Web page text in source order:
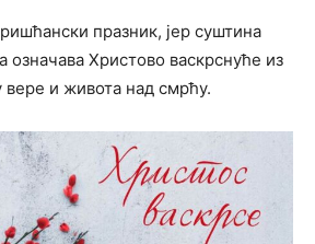
празник, јер суштина
Христово васкрснуће из
вере и живота над смрћу.